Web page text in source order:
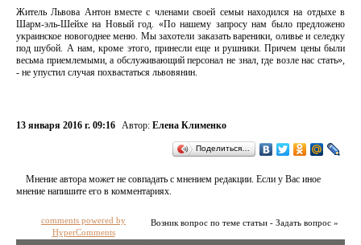
Житель Львова Антон вместе с членами своей семьи находился на отдыхе в
Шарм-эль-Шейхе на Новый год. «По нашему запросу нам было предложено
украинское новогоднее меню. Мы захотели заказать вареники, оливье и селедку
под шубой. А нам, кроме этого, принесли еще и рушники. Причем цены были
весьма приемлемыми, а обслуживающий персонал не знал, где возле нас стать»,
- не упустил случая похвастаться львовянин.
13 января 2016 г. 09:16 Автор: Елена Клименко
Поделиться…
Мнение автора может не совпадать с мнением редакции. Если у Вас иное
мнение напишите его в комментариях.
Возник вопрос по теме статьи - Задать вопрос »
comments powered by
HyperComments